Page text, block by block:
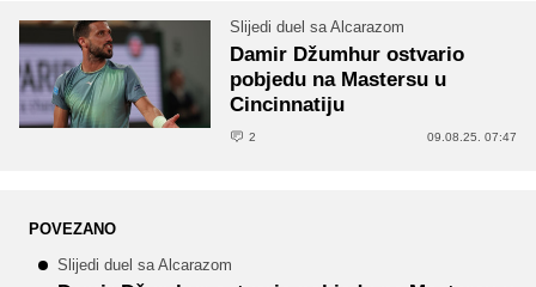
Slijedi duel sa Alcarazom
Damir Džumhur ostvario
pobjedu na Mastersu u
Cincinnatiju
2 09.08.25. 07:47
POVEZANO
Slijedi duel sa Alcarazom